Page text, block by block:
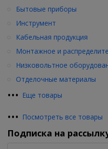
••• Еще товары
Бытовые приборы
Инструмент
Кабельная продукция
Монтажное и
Низковольтное
Отделочные материалы
••• Посмотреть все товары
Подписка на